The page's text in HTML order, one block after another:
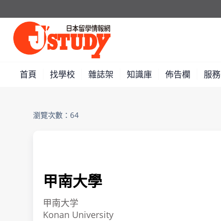
首頁 找學校 雜誌架 知識庫 佈告欄 服
瀏覽次數：64
甲南大學
甲南大学
Konan University